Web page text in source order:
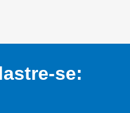
se: